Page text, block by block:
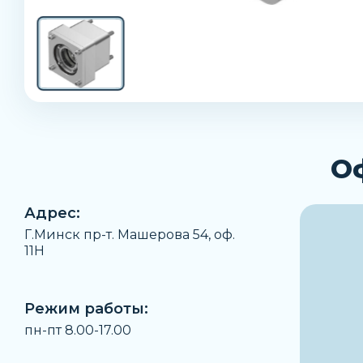
Адрес:
Г.Минск пр-т. Машерова 54, оф.
11H
Режим работы:
пн-пт 8.00-17.00